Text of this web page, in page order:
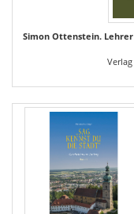
Simon Ottenstein. Lehrer